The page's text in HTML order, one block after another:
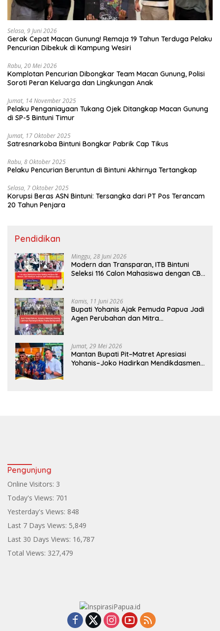
Selasa, 9 Juni 2026
Gerak Cepat Macan Gunung! Remaja 19 Tahun Terduga Pelaku
Pencurian Dibekuk di Kampung Wesiri
Rabu, 20 Mei 2026
Komplotan Pencurian Dibongkar Team Macan Gunung, Polisi
Soroti Peran Keluarga dan Lingkungan Anak
Jumat, 14 November 2025
Pelaku Penganiayaan Tukang Ojek Ditangkap Macan Gunung
di SP-5 Bintuni Timur
Jumat, 17 Oktober 2025
Satresnarkoba Bintuni Bongkar Pabrik Cap Tikus
Rabu, 8 Oktober 2025
Pelaku Pencurian Beruntun di Bintuni Akhirnya Tertangkap
Selasa, 7 Oktober 2025
Korupsi Beras ASN Bintuni: Tersangka dari PT Pos Terancam
20 Tahun Penjara
Pendidikan
Minggu, 28 Juni 2026
Modern dan Transparan, ITB Bintuni
Seleksi 116 Calon Mahasiswa dengan CBT
Kamis, 11 Juni 2026
Bupati Yohanis Ajak Pemuda Papua Jadi
Agen Perubahan dan Mitra
Jumat, 29 Mei 2026
Mantan Bupati Pit–Matret Apresiasi
Yohanis–Joko Hadirkan Mendikdasmen
Pengunjung
Online Visitors: 3
Today's Views: 701
Yesterday's Views: 848
Last 7 Days Views: 5,849
Last 30 Days Views: 16,787
Total Views: 327,479